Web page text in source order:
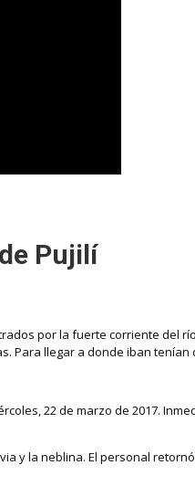
Pujilí
por la fuerte corriente del
Para llegar a donde iban tenían
22 de marzo de 2017.
la neblina. El personal